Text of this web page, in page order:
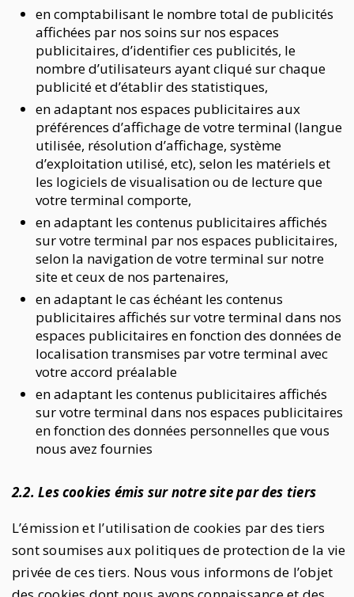
en comptabilisant le nombre total de publicités
affichées par nos soins sur nos espaces
publicitaires, d’identifier ces publicités, le
nombre d’utilisateurs ayant cliqué sur chaque
publicité et d’établir des statistiques,
en adaptant nos espaces publicitaires aux
préférences d’affichage de votre terminal (langue
utilisée, résolution d’affichage, système
d’exploitation utilisé, etc), selon les matériels et
les logiciels de visualisation ou de lecture que
votre terminal comporte,
en adaptant les contenus publicitaires affichés
sur votre terminal par nos espaces publicitaires,
selon la navigation de votre terminal sur notre
site et ceux de nos partenaires,
en adaptant le cas échéant les contenus
publicitaires affichés sur votre terminal dans nos
espaces publicitaires en fonction des données de
localisation transmises par votre terminal avec
votre accord préalable
en adaptant les contenus publicitaires affichés
sur votre terminal dans nos espaces publicitaires
en fonction des données personnelles que vous
nous avez fournies
2.2. Les cookies émis sur notre site par des tiers
L’émission et l’utilisation de cookies par des tiers
sont soumises aux politiques de protection de la vie
privée de ces tiers. Nous vous informons de l’objet